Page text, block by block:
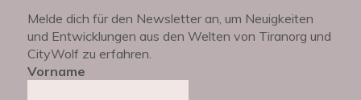
Melde dich für den Newsletter an, um Neuigkeiten
und Entwicklungen aus den Welten von Tiranorg und
CityWolf zu erfahren.
Vorname